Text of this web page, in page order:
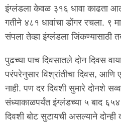
इंग्लंडला केवळ ३१६ धावा काढता
गतीने ४८१ धावांचा डोंगर रचला. ९
संपला तेव्हा इंग्लंडला जिंकण्यासाठी
पुढच्या पाच दिवसातले दोन दिवस
परंपरेनुसार विश्रांतीचा दिवस,
नाही. पण दर दिवशी सुमारे दोनशे
संध्याकाळपर्यंत इंग्लंडच्या ५ बाद ६५४
दिवशी बोट सुटायची असल्याने